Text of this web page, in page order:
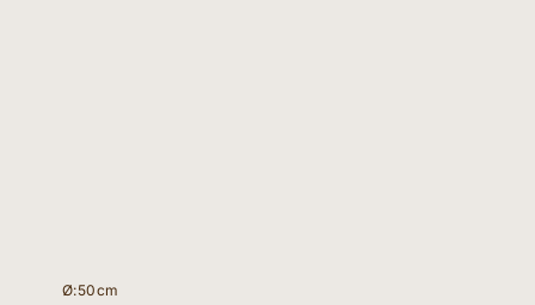
Ø:50cm